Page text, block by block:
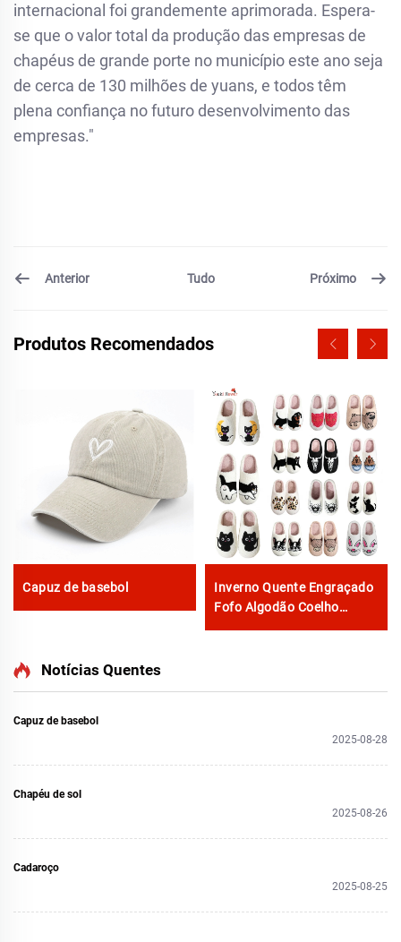
internacional foi grandemente aprimorada. Espera-
se que o valor total da produção das empresas de
chapéus de grande porte no município este ano seja
de cerca de 130 milhões de yuans, e todos têm
plena confiança no futuro desenvolvimento das
empresas."
Anterior Tudo Próximo
Produtos Recomendados
Capuz de basebol
Inverno Quente Engraçado
Fofo Algodão Coelho
Notícias Quentes
Capuz de basebol
2025-08-28
Chapéu de sol
2025-08-26
Cadaroço
2025-08-25